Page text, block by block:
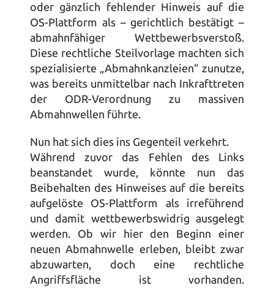
oder gänzlich fehlender Hinweis auf die
OS-Plattform als – gerichtlich bestätigt –
abmahnfähiger Wettbewerbsverstoß.
Diese rechtliche Steilvorlage machten sich
spezialisierte „Abmahnkanzleien“ zunutze,
was bereits unmittelbar nach Inkrafttreten
der ODR-Verordnung zu massiven
Abmahnwellen führte.
Nun hat sich dies ins Gegenteil verkehrt.
Während zuvor das Fehlen des Links
beanstandet wurde, könnte nun das
Beibehalten des Hinweises auf die bereits
aufgelöste OS-Plattform als irreführend
und damit wettbewerbswidrig ausgelegt
werden. Ob wir hier den Beginn einer
neuen Abmahnwelle erleben, bleibt zwar
abzuwarten, doch eine rechtliche
Angriffsfläche ist vorhanden.